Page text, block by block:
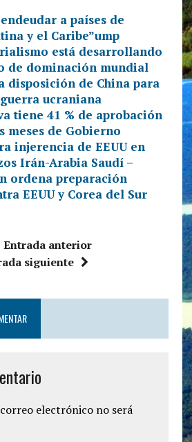
a países de
y el Caribe”ump
está desarrollando
de dominación mundial
disposición de China para
ucraniana
tiene 41 % de aprobación
meses de Gobierno
injerencia de EEUU en
Irán-Arabia Saudí –
ordena preparación
EEUU y Corea del Sur
Entrada anterior
siguiente
electrónico no será